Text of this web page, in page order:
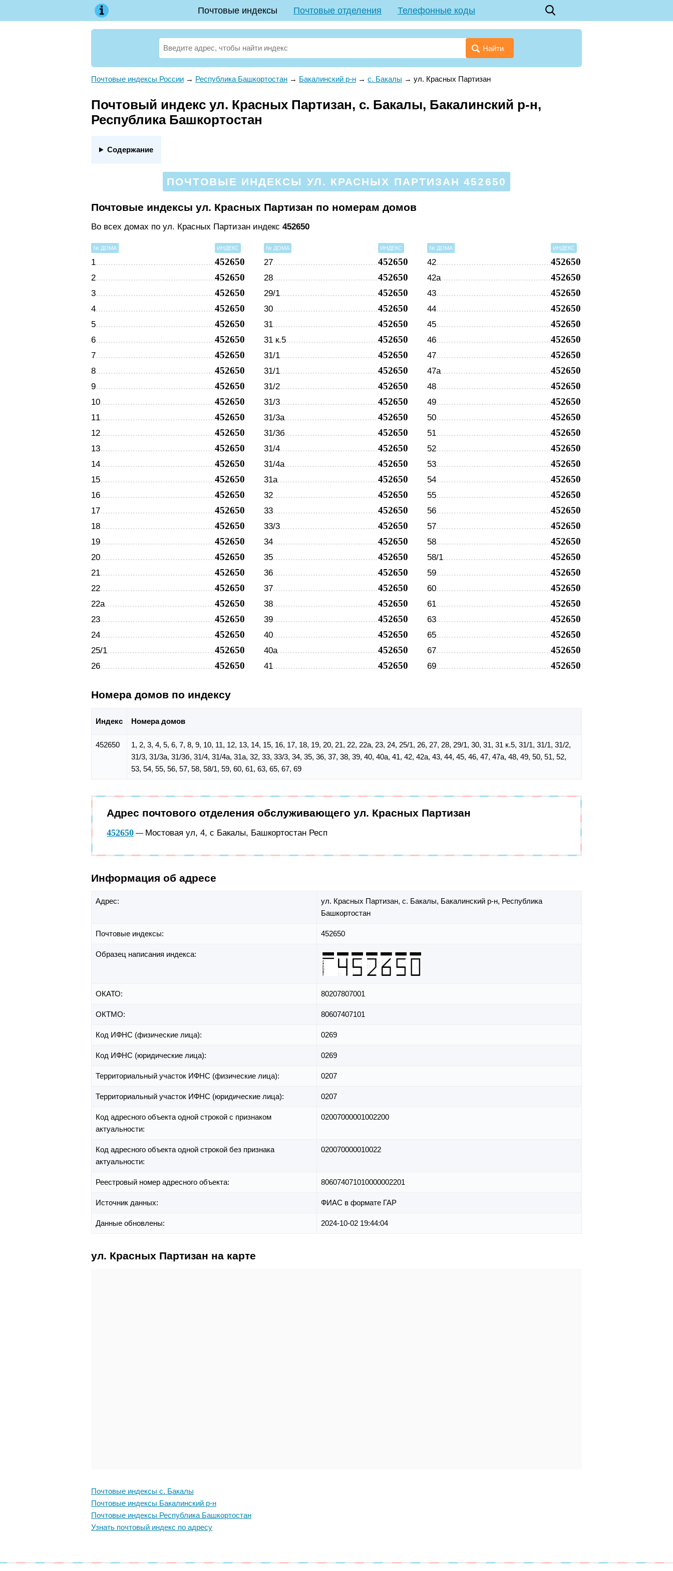
Почтовые индексы Почтовые отделения Телефонные коды
Найти
Почтовые индексы России → Республика Башкортостан → Бакалинский р-н → с. Бакалы → ул. Красных Партизан
Почтовый индекс ул. Красных Партизан, с. Бакалы, Бакалинский р-н,
Республика Башкортостан
Содержание
ПОЧТОВЫЕ ИНДЕКСЫ УЛ. КРАСНЫХ ПАРТИЗАН 452650
Почтовые индексы ул. Красных Партизан по номерам домов
Во всех домах по ул. Красных Партизан индекс 452650
№ ДОМА ИНДЕКС
1 452650
2 452650
3 452650
4 452650
5 452650
6 452650
7 452650
8 452650
9 452650
10 452650
11 452650
12 452650
13 452650
14 452650
15 452650
16 452650
17 452650
18 452650
19 452650
20 452650
21 452650
22 452650
22а 452650
23 452650
24 452650
25/1 452650
26 452650
№ ДОМА ИНДЕКС
27 452650
28 452650
29/1 452650
30 452650
31 452650
31 к.5 452650
31/1 452650
31/1 452650
31/2 452650
31/3 452650
31/3а 452650
31/3б 452650
31/4 452650
31/4а 452650
31а 452650
32 452650
33 452650
33/3 452650
34 452650
35 452650
36 452650
37 452650
38 452650
39 452650
40 452650
40а 452650
41 452650
№ ДОМА ИНДЕКС
42 452650
42а 452650
43 452650
44 452650
45 452650
46 452650
47 452650
47а 452650
48 452650
49 452650
50 452650
51 452650
52 452650
53 452650
54 452650
55 452650
56 452650
57 452650
58 452650
58/1 452650
59 452650
60 452650
61 452650
63 452650
65 452650
67 452650
69 452650
Номера домов по индексу
Индекс Номера домов
452650
1, 2, 3, 4, 5, 6, 7, 8, 9, 10, 11, 12, 13, 14, 15, 16, 17, 18, 19, 20, 21, 22, 22а, 23, 24, 25/1, 26, 27, 28, 29/1, 30, 31, 31 к.5, 31/1, 31/1, 31/2,
31/3, 31/3а, 31/3б, 31/4, 31/4а, 31а, 32, 33, 33/3, 34, 35, 36, 37, 38, 39, 40, 40а, 41, 42, 42а, 43, 44, 45, 46, 47, 47а, 48, 49, 50, 51, 52,
53, 54, 55, 56, 57, 58, 58/1, 59, 60, 61, 63, 65, 67, 69
Адрес почтового отделения обслуживающего ул. Красных Партизан
452650 — Мостовая ул, 4, с Бакалы, Башкортостан Респ
Информация об адресе
Адрес: ул. Красных Партизан, с. Бакалы, Бакалинский р-н, Республика
Башкортостан
Почтовые индексы: 452650
Образец написания индекса:
ОКАТО: 80207807001
ОКТМО: 80607407101
Код ИФНС (физические лица): 0269
Код ИФНС (юридические лица): 0269
Территориальный участок ИФНС (физические лица): 0207
Территориальный участок ИФНС (юридические лица): 0207
Код адресного объекта одной строкой с признаком
актуальности:
02007000001002200
Код адресного объекта одной строкой без признака
актуальности:
020070000010022
Реестровый номер адресного объекта: 806074071010000002201
Источник данных: ФИАС в формате ГАР
Данные обновлены: 2024-10-02 19:44:04
ул. Красных Партизан на карте
Почтовые индексы с. Бакалы
Почтовые индексы Бакалинский р-н
Почтовые индексы Республика Башкортостан
Узнать почтовый индекс по адресу